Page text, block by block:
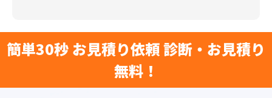
簡単30秒 お見積り依頼 診断・お見積り
無料！